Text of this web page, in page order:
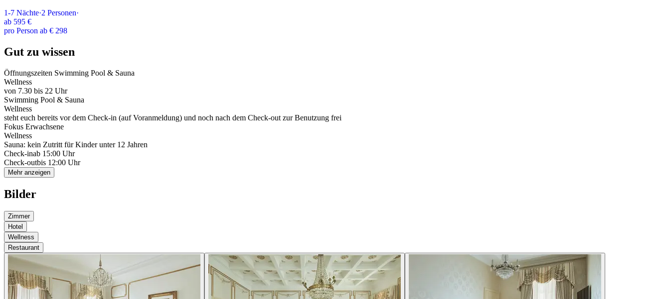
1-7 Nächte·2 Personen·
ab 595 €
pro Person ab € 298
Gut zu wissen
Öffnungszeiten Swimming Pool & Sauna
Wellness
von 7.30 bis 22 Uhr
Swimming Pool & Sauna
Wellness
steht euch bereits vor dem Check-in (auf Voranmeldung) und noch nach dem Check-out zur Benutzung frei
Fokus Erwachsene
Wellness
Sauna: kein Zutritt für Kinder unter 12 Jahren
Check-inab 15:00 Uhr
Check-outbis 12:00 Uhr
Mehr anzeigen
Bilder
Zimmer
Hotel
Wellness
Restaurant